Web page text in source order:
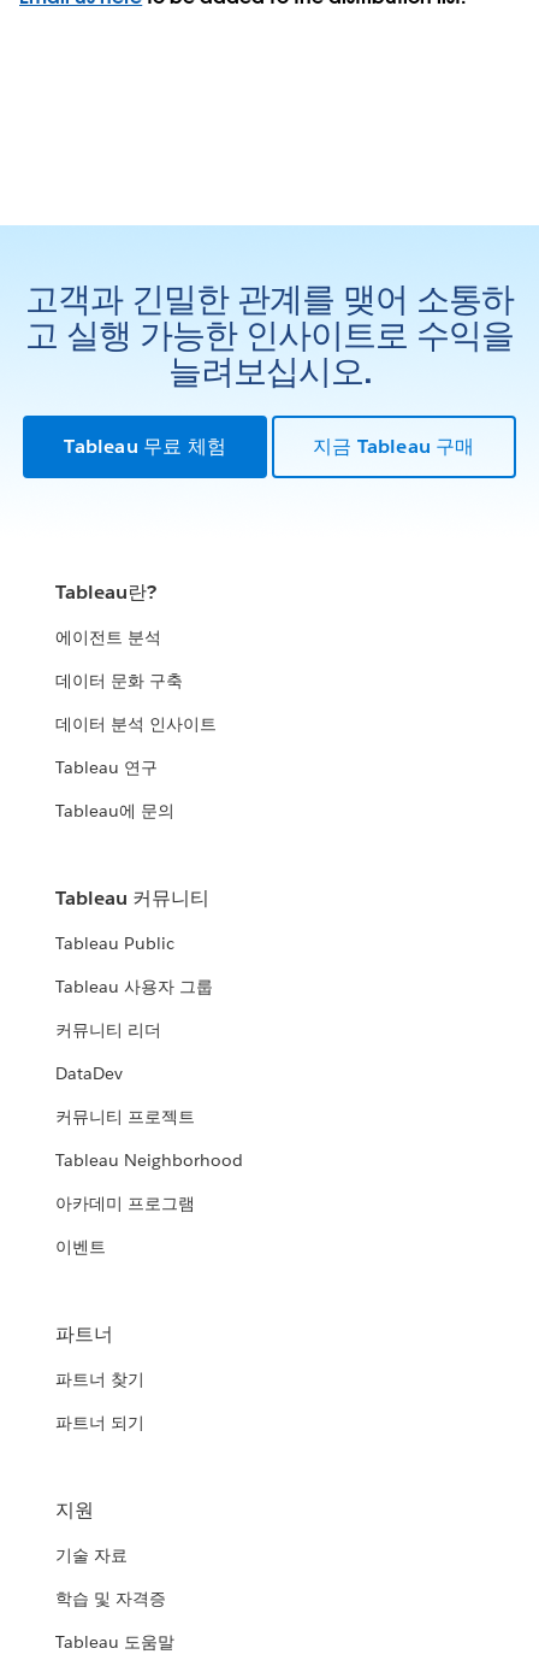
고객과 긴밀한 관계를 맺어 소통하
고 실행 가능한 인사이트로 수익을
늘려보십시오.
Tableau 무료 체험 지금 Tableau 구매
Tableau란?
에이전트 분석
데이터 문화 구축
데이터 분석 인사이트
Tableau 연구
Tableau에 문의
Tableau 커뮤니티
Tableau Public
Tableau 사용자 그룹
커뮤니티 리더
DataDev
커뮤니티 프로젝트
Tableau Neighborhood
아카데미 프로그램
이벤트
파트너
파트너 찾기
파트너 되기
지원
기술 자료
학습 및 자격증
Tableau 도움말